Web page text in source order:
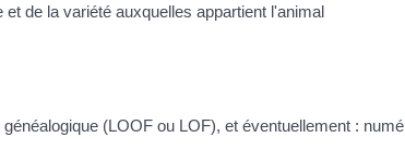
de la variété auxquelles appartient l'animal
(LOOF ou LOF), et éventuellement :